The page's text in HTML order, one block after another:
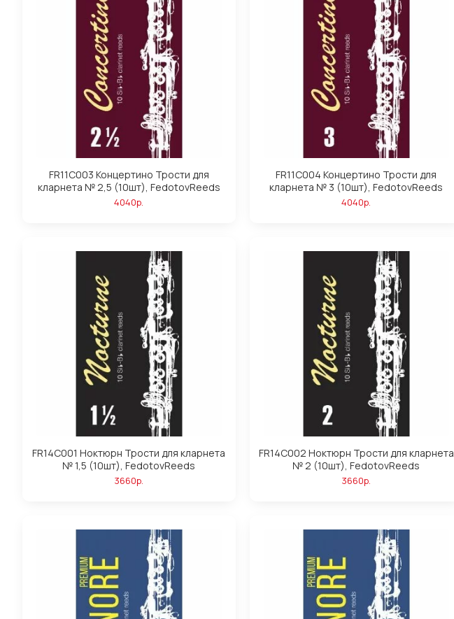
FR11C003 Концертино Трости для
кларнета № 2,5 (10шт), FedotovReeds
4040р.
FR11C004 Концертино Трости для
кларнета № 3 (10шт), FedotovReeds
4040р.
FR14C001 Ноктюрн Трости для кларнета
№ 1,5 (10шт), FedotovReeds
3660р.
FR14C002 Ноктюрн Трости для кларнета
№ 2 (10шт), FedotovReeds
3660р.